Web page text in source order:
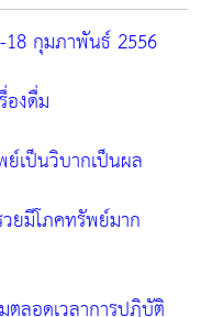
18 กุมภาพันธ์ 2556
องดื่ม
เป็นวิบากเป็นผล
ยมีโภคทรัพย์มาก